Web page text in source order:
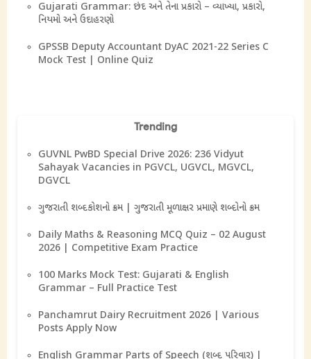
Gujarati Grammar: છંદ અને તેના પ્રકારો – વ્યાખ્યા, પ્રકારો,
નિયમો અને ઉદાહરણો
GPSSB Deputy Accountant DyAC 2021-22 Series C
Mock Test | Online Quiz
Trending
GUVNL PwBD Special Drive 2026: 236 Vidyut
Sahayak Vacancies in PGVCL, UGVCL, MGVCL,
DGVCL
ગુજરાતી શબ્દકોશનો ક્રમ | ગુજરાતી મૂળાક્ષર પ્રમાણે શબ્દોનો ક્રમ
Daily Maths & Reasoning MCQ Quiz – 02 August
2026 | Competitive Exam Practice
100 Marks Mock Test: Gujarati & English
Grammar – Full Practice Test
Panchamrut Dairy Recruitment 2026 | Various
Posts Apply Now
English Grammar Parts of Speech (શબ્દ પરિવાર) |